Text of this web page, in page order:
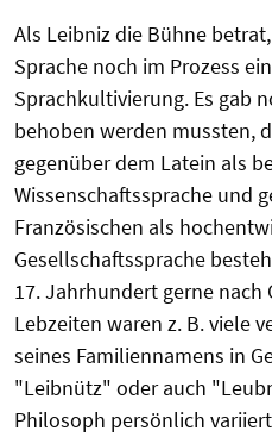
Als Leibniz die Bühne
Sprache noch im Prozess
Sprachkultivierung. Es gab
behoben werden mussten,
gegenüber dem Latein als
Wissenschaftssprache und
Französischen als
Gesellschaftssprache
17. Jahrhundert gerne nach
Lebzeiten waren z. B. viele
seines Familiennamens in
"Leibnütz" oder auch
Philosoph persönlich